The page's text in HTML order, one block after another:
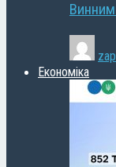
Винним
Економіка